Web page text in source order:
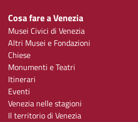
Cosa fare a Venezia
Musei Civici di Venezia
Altri Musei e Fondazioni
Chiese
Monumenti e Teatri
Itinerari
Eventi
Venezia nelle stagioni
Il territorio di Venezia